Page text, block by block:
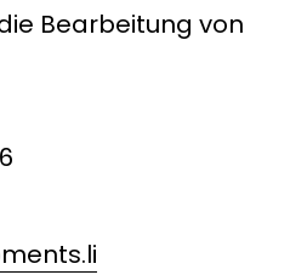
Bearbeitung von